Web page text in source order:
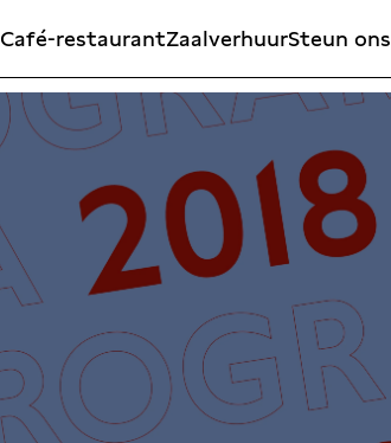
Café-restaurantZaalverhuurSteun ons